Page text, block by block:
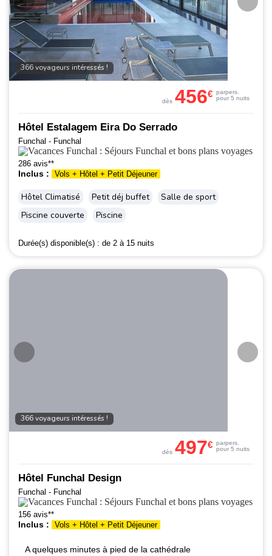
366 voyageurs intéressés !
Hôtel Estalagem Eira Do Serrado
Funchal - Funchal
286 avis**
Inclus : Vols + Hôtel + Petit Déjeuner
Hôtel Climatisé Petit déj buffet
Salle de sport
Piscine couverte
Piscine
Durée(s) disponible(s) : de 2 à 15 nuits
dès 456€ parpers.
pour 5 nuits
366 voyageurs intéressés !
Hôtel Funchal Design
Funchal - Funchal
156 avis**
Inclus : Vols + Hôtel + Petit Déjeuner
A quelques minutes à pied de la cathédrale
dès 497€ parpers.
pour 5 nuits